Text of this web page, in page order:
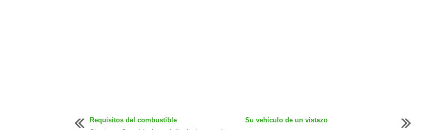
Requisitos del combustible
Su vehículo de un vistazo